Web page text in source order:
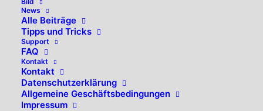
News
Alle Beiträge
Tipps und Tricks
Support
FAQ
Kontakt
Kontakt
Datenschutzerklärung
Allgemeine Geschäftsbedingungen
Impressum
Hallo, willkommen zurück!